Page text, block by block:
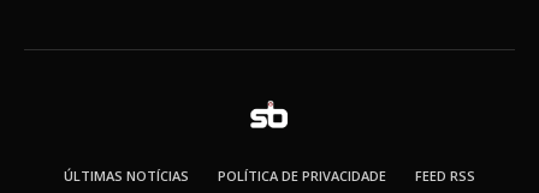
ÚLTIMAS NOTÍCIAS POLÍTICA DE PRIVACIDADE FEED RSS